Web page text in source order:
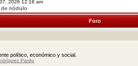
2026 12:16 am
nódulo
Foro
político, económico y social.
Pardo